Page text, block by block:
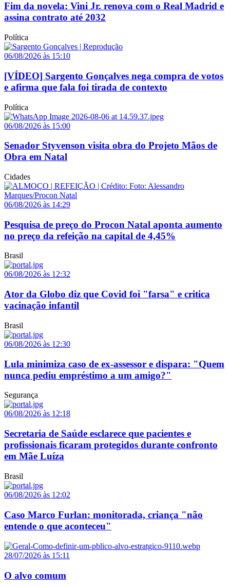
Fim da novela: Vini Jr. renova com o Real Madrid e
assina contrato até 2032
Política
06/08/2026 às 15:10
[VÍDEO] Sargento Gonçalves nega compra de votos
e afirma que fala foi tirada de contexto
Política
06/08/2026 às 15:00
Senador Styvenson visita obra do Projeto Mãos de
Obra em Natal
Cidades
06/08/2026 às 14:29
Pesquisa de preço do Procon Natal aponta aumento
no preço da refeição na capital de 4,45%
Brasil
06/08/2026 às 12:32
Ator da Globo diz que Covid foi "farsa" e critica
vacinação infantil
Brasil
06/08/2026 às 12:30
Lula minimiza caso de ex-assessor e dispara: "Quem
nunca pediu empréstimo a um amigo?"
Segurança
06/08/2026 às 12:18
Secretaria de Saúde esclarece que pacientes e
profissionais ficaram protegidos durante confronto
em Mãe Luíza
Brasil
06/08/2026 às 12:02
Caso Marco Furlan: monitorada, criança "não
entende o que aconteceu"
28/07/2026 às 15:11
O alvo comum